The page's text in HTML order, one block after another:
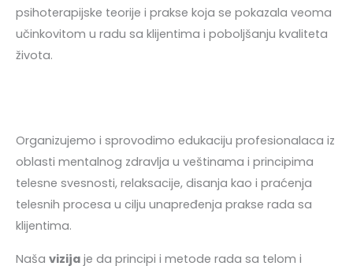
psihoterapijske teorije i prakse koja se pokazala veoma
učinkovitom u radu sa klijentima i poboljšanju kvaliteta
života.
Organizujemo i sprovodimo edukaciju profesionalaca iz
oblasti mentalnog zdravlja u veštinama i principima
telesne svesnosti, relaksacije, disanja kao i praćenja
telesnih procesa u cilju unapređenja prakse rada sa
klijentima.
Naša vizija je da principi i metode rada sa telom i